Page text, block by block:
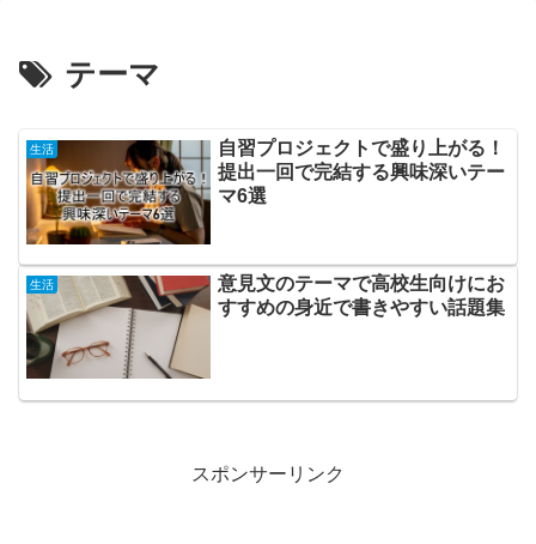
テーマ
生活
自習プロジェクトで盛り上がる！
提出一回で完結する興味深いテー
マ6選
生活
意見文のテーマで高校生向けにお
すすめの身近で書きやすい話題集
スポンサーリンク